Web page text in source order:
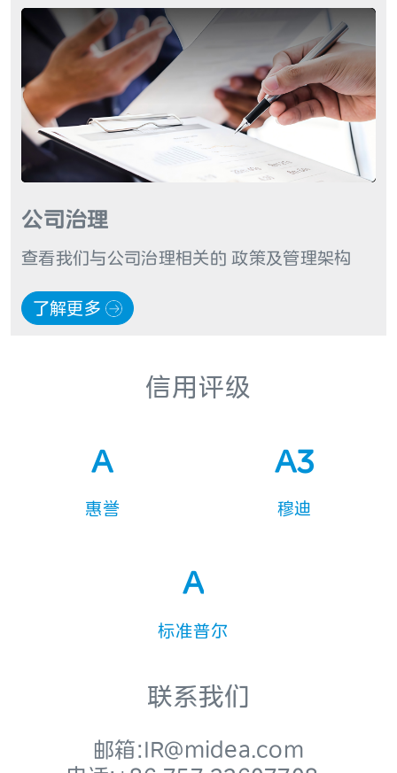
公司治理
查看我们与公司治理相关的 政策及管理架构
了解更多
信用评级
A
惠誉
A3
穆迪
A
标准普尔
联系我们
邮箱:IR@midea.com